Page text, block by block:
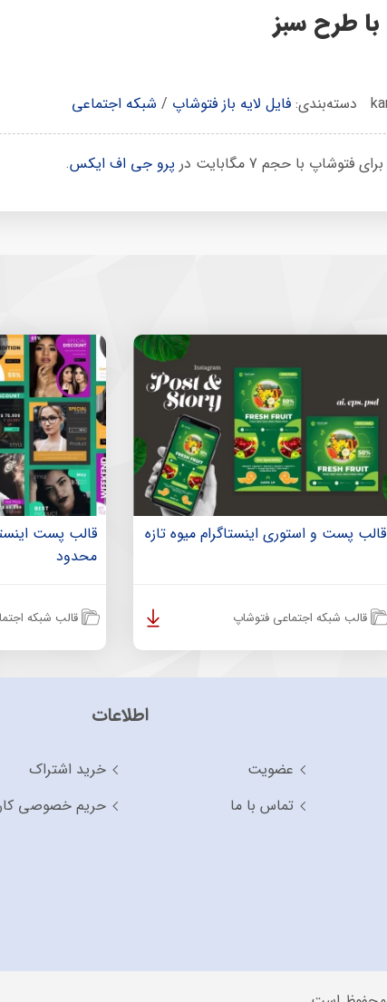
دسته‌بندی: فایل لایه باز فتوشاپ / شبکه اجتماعی
پرو جی اف ایکس.
قالب پست و استوری اینستاگرام میوه تازه
قالب شبکه اجتماعی فتوشاپ
قالب پست
محدود
قالب شبکه
اطلاعات
عضویت
خرید اشتراک
تماس با ما
حریم خصوصی